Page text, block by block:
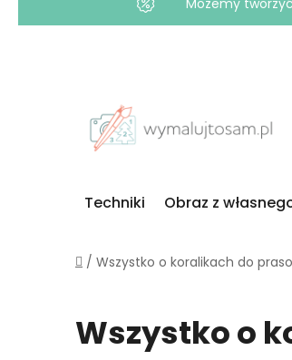
Możemy
Techniki Obraz z
Home
/ Wszystko o koralikach do
Wszystko o